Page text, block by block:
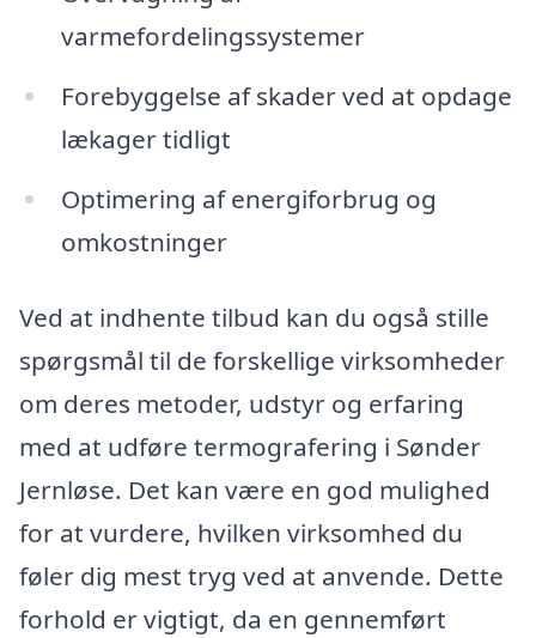
varmefordelingssystemer
Forebyggelse af skader ved at opdage
lækager tidligt
Optimering af energiforbrug og
omkostninger
Ved at indhente tilbud kan du også stille
spørgsmål til de forskellige virksomheder
om deres metoder, udstyr og erfaring
med at udføre termografering i Sønder
Jernløse. Det kan være en god mulighed
for at vurdere, hvilken virksomhed du
føler dig mest tryg ved at anvende. Dette
forhold er vigtigt, da en gennemført